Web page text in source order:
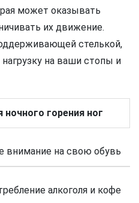
может оказывать
их движение.
стелькой,
на ваши стопы и
горения ног
внимание на свою обувь
алкоголя и кофе